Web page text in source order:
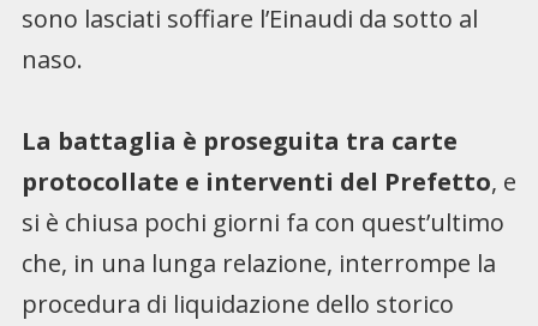
sono lasciati soffiare l’Einaudi da sotto al
naso.
La battaglia è proseguita tra carte
protocollate e interventi del Prefetto, e
si è chiusa pochi giorni fa con quest’ultimo
che, in una lunga relazione, interrompe la
procedura di liquidazione dello storico